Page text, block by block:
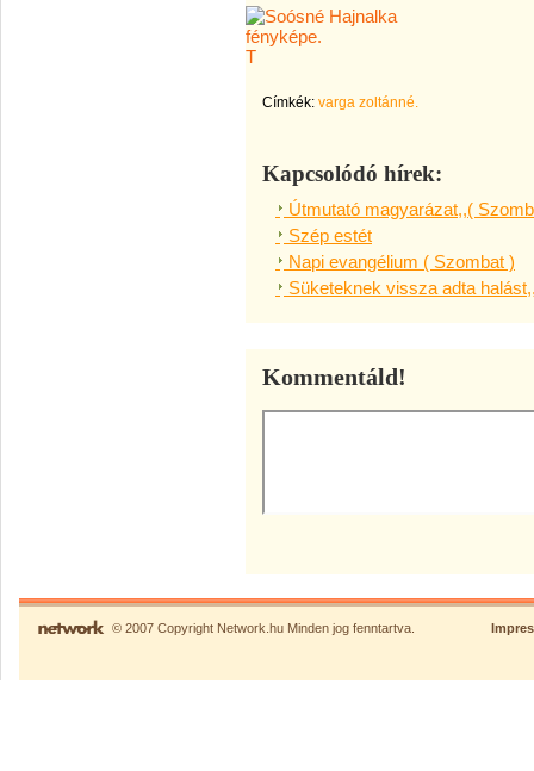
T
Címkék: varga zoltánné.
Kapcsolódó hírek:
Útmutató magyarázat,,(
Szép estét
Napi evangélium ( Szombat )
Süketeknek vissza adta
Kommentáld!
© 2007 Copyright Network.hu Minden jog fenntartva.